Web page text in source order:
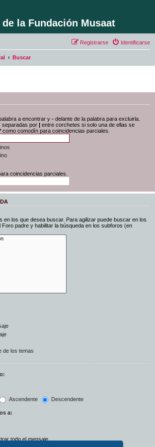
de la Fundación Musaat
Identificarse
Registrarse
Buscar
a encontrar y - delante de la palabra para excluirla.
separadas por | entre corchetes si solo una de ellas se
como comodín para coincidencias parciales.
coincidencias parciales.
en los que desea buscar. Para agilizar puede buscar en los
padre y habilitar la búsqueda en los subforos (en
de los temas
Ascendente
Descendente
a:
todo el mensaje.